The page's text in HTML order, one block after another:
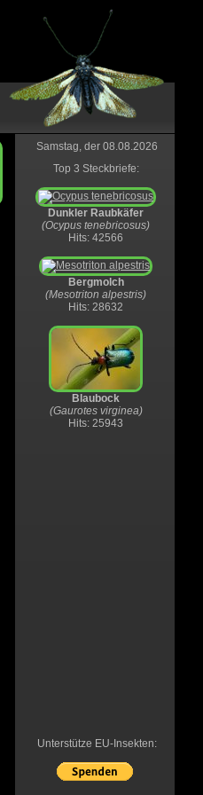
Samstag, der 08.08.2026
Top 3 Steckbriefe:
Dunkler Raubkäfer
(Ocypus tenebricosus)
Hits: 42566
Bergmolch
(Mesotriton alpestris)
Hits: 28632
Blaubock
(Gaurotes virginea)
Hits: 25943
Unterstütze EU-Insekten: